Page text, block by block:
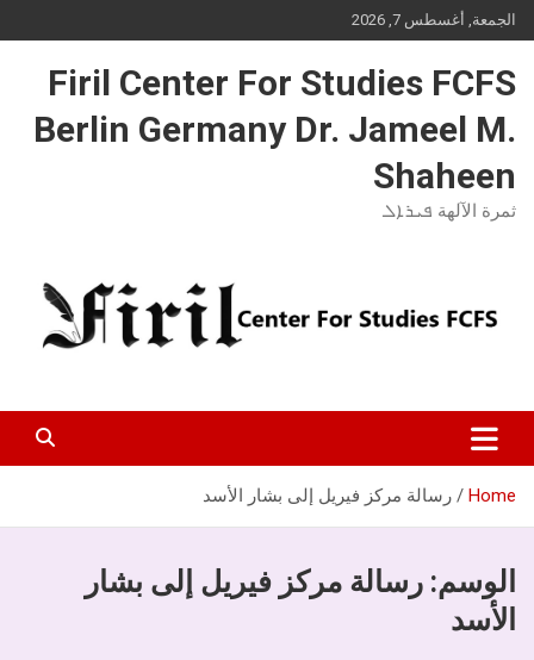
Skip
to
الجمعة, أغسطس 7, 2026
Firil Center For Studies FCFS
Berlin Germany Dr. Jameel M.
Shaheen
ثمرة الآلهة ܦܝܪܐܠ
Home رسالة مركز فيريل إلى بشار الأسد
الوسم: رسالة مركز فيريل إلى بشار
الأسد